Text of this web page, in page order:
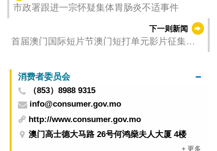
市政署跟进一宗怀疑集体胃肠炎不适事件
下一则新闻
首届澳门国际短片节澳门短打单元影片征集即
消费者委员会
（853）8988 9315
info@consumer.gov.mo
http://www.consumer.gov.mo
澳门高士德大马路 26号何鸿燊夫人大厦 4楼
+ 更多